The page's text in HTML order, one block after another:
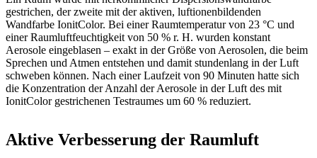
gestrichen, der zweite mit der aktiven, luftionenbildenden
Wandfarbe IonitColor. Bei einer Raumtemperatur von 23 °C und
einer Raumluftfeuchtigkeit von 50 % r. H. wurden konstant
Aerosole eingeblasen – exakt in der Größe von Aerosolen, die beim
Sprechen und Atmen entstehen und damit stundenlang in der Luft
schweben können. Nach einer Laufzeit von 90 Minuten hatte sich
die Konzentration der Anzahl der Aerosole in der Luft des mit
IonitColor gestrichenen Testraumes um 60 % reduziert.
Aktive Verbesserung der Raumluft